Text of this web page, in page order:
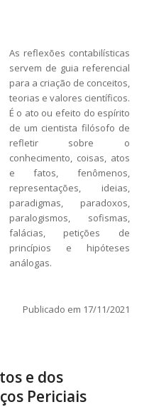
As reflexões contabilísticas
servem de guia referencial
para a criação de conceitos,
teorias e valores científicos.
É o ato ou efeito do espírito
de um cientista filósofo de
refletir sobre o
conhecimento, coisas, atos
e fatos, fenômenos,
representações, ideias,
paradigmas, paradoxos,
paralogismos, sofismas,
falácias, petições de
princípios e hipóteses
análogas.
Publicado em 17/11/2021
e dos
Periciais